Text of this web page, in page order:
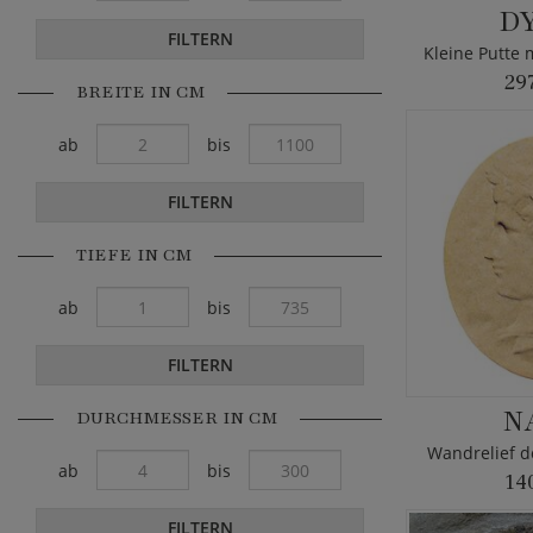
Wandrelief
FILTERN
BREITE IN CM
ab bis
FILTERN
TIEFE IN CM
ab bis
FILTERN
DURCHMESSER IN CM
ab bis
FILTERN